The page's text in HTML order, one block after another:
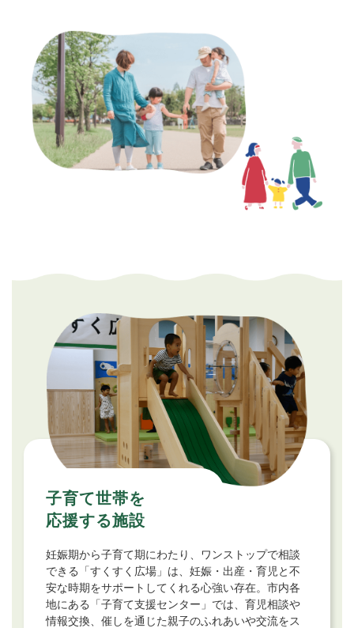
子育て世帯を
応援する施設
妊娠期から子育て期にわたり、ワンストップで相談
できる「すくすく広場」は、妊娠・出産・育児と不
安な時期をサポートしてくれる心強い存在。市内各
地にある「子育て支援センター」では、育児相談や
情報交換、催しを通じた親子のふれあいや交流をス